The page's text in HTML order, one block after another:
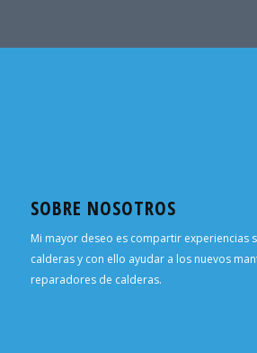
SOBRE NOSOTROS
Mi mayor deseo es compartir experiencias
calderas y con ello ayudar a los nuevos
reparadores de calderas.